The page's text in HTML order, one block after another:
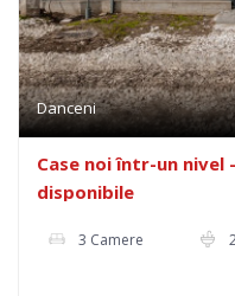
Danceni
Case noi într-un nivel
disponibile
3 Camere